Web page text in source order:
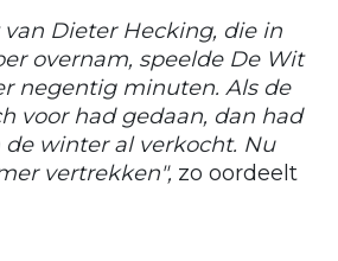
van Dieter Hecking, die in
overnam, speelde De Wit
negentig minuten. Als de
voor had gedaan, dan had
winter al verkocht. Nu
vertrekken", zo oordeelt